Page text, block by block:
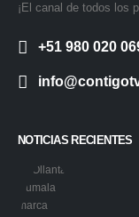
¡El canal de todos los
+51 980 020
NOTICIAS RECIENTES